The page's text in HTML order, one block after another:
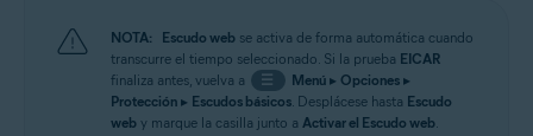
NOTA: Escudo web se activa de forma automática cuando
transcurre el tiempo seleccionado. Si la prueba EICAR
finaliza antes, vuelva a
☰ Menú▸ Opciones▸
Protección ▸ Escudos básicos . Desplácese hasta Escudo
web y marque la casilla junto a Activar el Escudo web